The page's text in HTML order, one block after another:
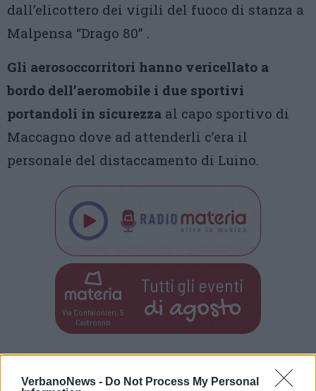
VerbanoNews - Do Not Process My Personal
dall’elicottero dei vigili del fuoco di stanza a
Malpensa “Drago 80” .
Gli aerosoccorritori hanno vericellato a
bordo dell’aeromobile i due sportivi
portandoli in sicurezza al capo sportivo di
Maccagno dove ad attenderli c’era il
personale del distaccamento di Luino.
Via Confalonieri, 5
Castronno
Tutti gli eventi
di agosto
PIÙ INFORMAZIONI SU